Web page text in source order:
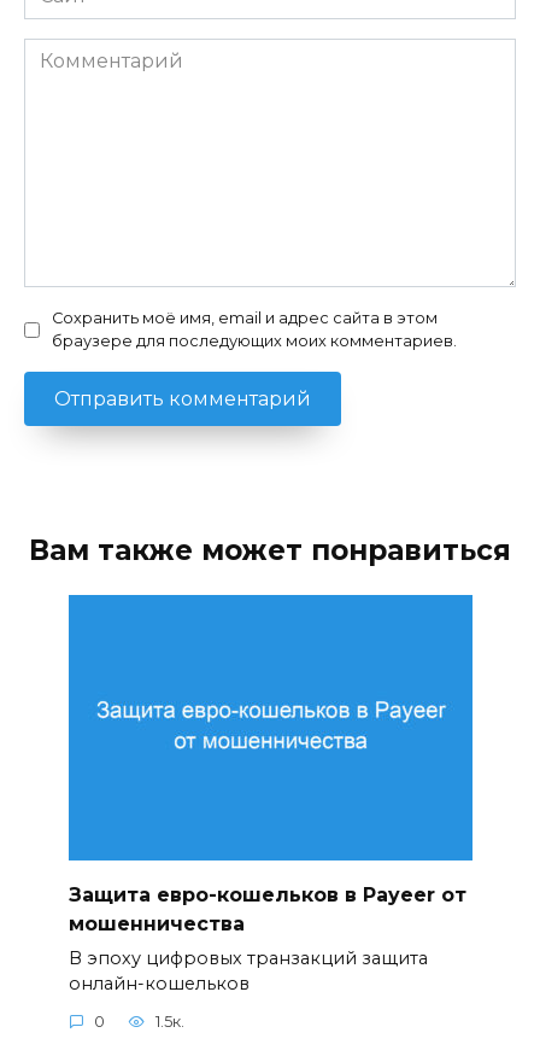
Комментарий
Сохранить моё имя, email и адрес сайта в этом
браузере для последующих моих комментариев.
Вам также может понравиться
Защита евро-кошельков в Payeer от
мошенничества
В эпоху цифровых транзакций защита
онлайн-кошельков
0 1.5к.